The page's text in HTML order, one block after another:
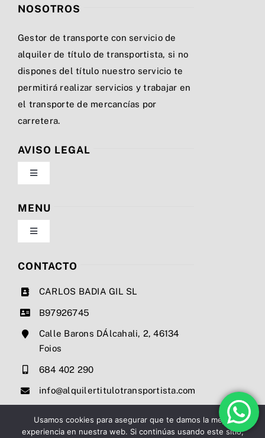
NOSOTROS
Gestor de transporte con servicio de
alquiler de título de transportista, si no
dispones del título nuestro servicio te
permitirá realizar servicios y trabajar en
el transporte de mercancías por
carretera.
AVISO LEGAL
Toggle
Navigation
Política de privacidad
Condiciones de uso
MENU
Toggle
Navigation
Nosotros
Precios
Contacto
CONTACTO
CARLOS BADIA GIL SL
B97926745
Calle Barons DÁlcahali, 2, 46134
Foios
684 402 290
info@alquilertitulotransportista.com
Usamos cookies para asegurar que te damos la mejor
experiencia en nuestra web. Si continúas usando este sitio,